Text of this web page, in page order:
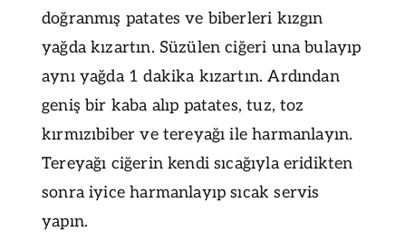
doğranmış patates ve biberleri kızgın
yağda kızartın. Süzülen ciğeri una bulayıp
aynı yağda 1 dakika kızartın. Ardından
geniş bir kaba alıp patates, tuz, toz
kırmızıbiber ve tereyağı ile harmanlayın.
Tereyağı ciğerin kendi sıcağıyla eridikten
sonra iyice harmanlayıp sıcak servis
yapın.